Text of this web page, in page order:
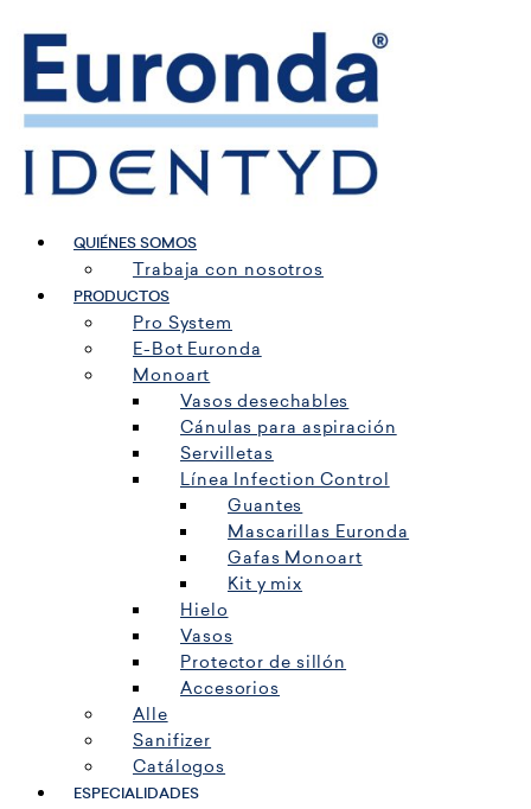
contenido
QUIÉNES SOMOS
Trabaja con nosotros
PRODUCTOS
Pro System
E-Bot Euronda
Monoart
Vasos desechables
Cánulas para aspiración
Servilletas
Línea Infection Control
Guantes
Mascarillas Euronda
Gafas Monoart
Kit y mix
Hielo
Vasos
Protector de sillón
Accesorios
Alle
Sanifizer
Catálogos
ESPECIALIDADES